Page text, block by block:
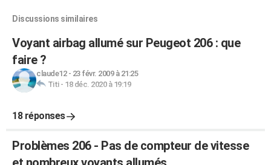
Discussions similaires
Voyant airbag allumé sur Peugeot 206 : que
faire ?
claude12- 23 févr. 2009 à 21:25
Titi- 18 déc. 2020 à 19:19
18 réponses
Problèmes 206 - Pas de compteur de vitesse